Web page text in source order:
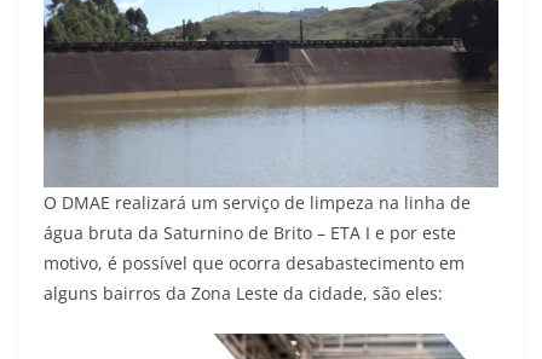
O DMAE realizará um serviço de limpeza na linha de
água bruta da Saturnino de Brito – ETA I e por este
motivo, é possível que ocorra desabastecimento em
alguns bairros da Zona Leste da cidade, são eles: